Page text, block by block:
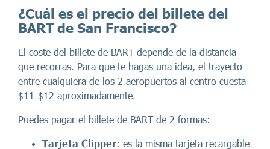
¿Cuál es el precio del billete del
BART de San Francisco?
El coste del billete de BART depende de la distancia
que recorras. Para que te hagas una idea, el trayecto
entre cualquiera de los 2 aeropuertos al centro cuesta
$11-$12 aproximadamente.
Puedes pagar el billete de BART de 2 formas:
Tarjeta Clipper: es la misma tarjeta recargable